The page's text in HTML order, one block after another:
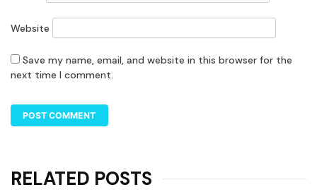
Website
Save my name, email, and website in this browser for the
next time I comment.
RELATED POSTS